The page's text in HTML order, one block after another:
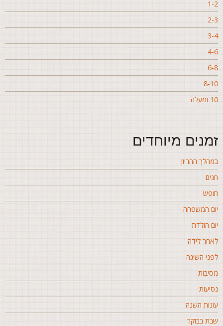
1-
2-
3-
4-
6-
8-
מיוחדים
ההריון
המשפחה
הולדת
לידה
השינה
השנה
בבוקר